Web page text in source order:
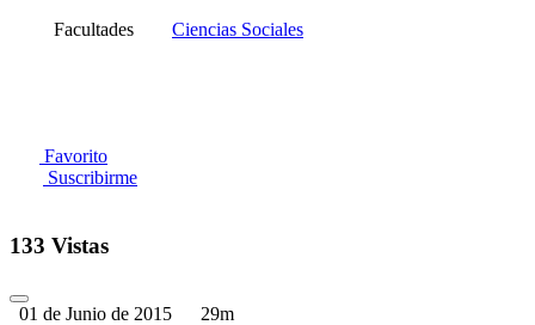
Facultades Ciencias Sociales
Favorito
Suscribirme
133 Vistas
01 de Junio de 2015 29m